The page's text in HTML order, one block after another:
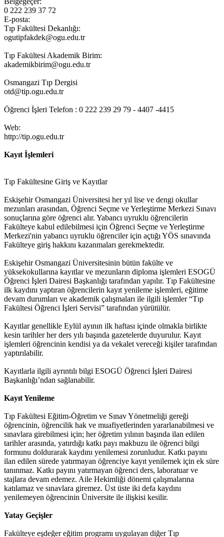
0 222 239 37 72
E-posta:
Tıp Fakültesi Dekanlığı:
ogutipfakdek@ogu.edu.tr
Tıp Fakültesi Akademik Birim:
akademikbirim@ogu.edu.tr
Osmangazi Tıp Dergisi
otd@tip.ogu.edu.tr
Öğrenci İşleri Telefon : 0 222 239 29 79 - 4407 -4415
Web:
http://tip.ogu.edu.tr
Kayıt İşlemleri
Tıp Fakültesine Giriş ve Kayıtlar
Eskişehir Osmangazi Üniversitesi her yıl lise ve dengi okullar
mezunları arasından, Öğrenci Seçme ve Yerleştirme Merkezi Sınavı
sonuçlarına göre öğrenci alır. Yabancı uyruklu öğrencilerin
Fakülteye kabul edilebilmesi için Öğrenci Seçme ve Yerleştirme
Merkezi'nin yabancı uyruklu öğrenciler için açtığı YÖS sınavında
Fakülteye giriş hakkını kazanmaları gerekmektedir.
Eskişehir Osmangazi Üniversitesinin bütün fakülte ve
yüksekokullarına kayıtlar ve mezunların diploma işlemleri ESOGÜ
Öğrenci İşleri Dairesi Başkanlığı tarafından yapılır. Tıp Fakültesine
ilk kaydını yaptıran öğrencilerin kayıt yenileme işlemleri, eğitime
devam durumları ve akademik çalışmaları ile ilgili işlemler “Tıp
Fakültesi Öğrenci İşleri Servisi” tarafından yürütülür.
Kayıtlar genellikle Eylül ayının ilk haftası içinde olmakla birlikte
kesin tarihler her ders yılı başında gazetelerde duyurulur. Kayıt
işlemleri öğrencinin kendisi ya da vekalet vereceği kişiler tarafından
yaptırılabilir.
Kayıtlarla ilgili ayrıntılı bilgi ESOGÜ Öğrenci İşleri Dairesi
Başkanlığı’ndan sağlanabilir.
Kayıt Yenileme
Tıp Fakültesi Eğitim-Öğretim ve Sınav Yönetmeliği gereği
öğrencinin, öğrencilik hak ve muafiyetlerinden yararlanabilmesi ve
sınavlara girebilmesi için; her öğretim yılının başında ilan edilen
tarihler arasında, yatırdığı katkı payı makbuzu ile öğrenci bilgi
formunu doldurarak kaydını yenilemesi zorunludur. Katkı payını
ilan edilen sürede yatırmayan öğrenciye kayıt yenilemek için ek süre
tanınmaz. Katkı payını yatırmayan öğrenci ders, laboratuar ve
stajlara devam edemez. Aile Hekimliği dönemi çalışmalarına
katılamaz ve sınavlara giremez. Üst üste iki defa kaydını
yenilemeyen öğrencinin Üniversite ile ilişkisi kesilir.
Yatay Geçişler
Fakülteye eşdeğer eğitim programı uygulayan diğer Tıp